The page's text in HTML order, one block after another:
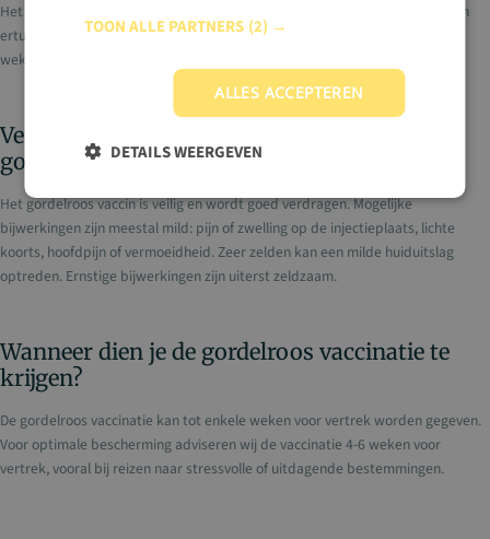
Het gordelroos vaccin bestaat uit twee prikken, met twee tot zes maanden
ertussen. De combinatie biedt jarenlange bescherming, die binnen enkele
weken na vaccinatie begint.
Veiligheid en mogelijke bijwerkingen van het
gordelroos vaccin
Het gordelroos vaccin is veilig en wordt goed verdragen. Mogelijke
bijwerkingen zijn meestal mild: pijn of zwelling op de injectieplaats, lichte
koorts, hoofdpijn of vermoeidheid. Zeer zelden kan een milde huiduitslag
optreden. Ernstige bijwerkingen zijn uiterst zeldzaam.
Wanneer dien je de gordelroos vaccinatie te
krijgen?
De gordelroos vaccinatie kan tot enkele weken voor vertrek worden gegeven.
Voor optimale bescherming adviseren wij de vaccinatie 4-6 weken voor
vertrek, vooral bij reizen naar stressvolle of uitdagende bestemmingen.
TOON ALLE PARTNERS (2) →
ALLES ACCEPTEREN
DETAILS WEERGEVEN